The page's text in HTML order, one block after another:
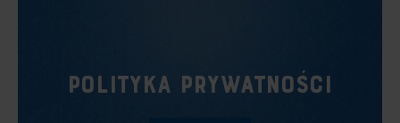
POLITYKA PRYWATNOŚCI